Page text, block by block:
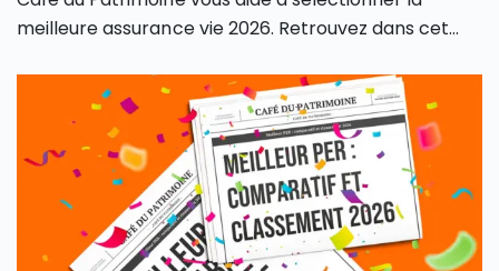
meilleure assurance vie 2026. Retrouvez dans cet
vie du marché, en fonction de différents critères, afin
de contenter tous les profils d’investisseurs.